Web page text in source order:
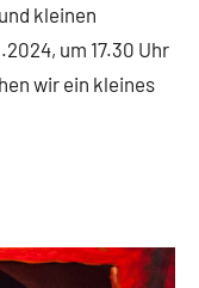
kleinen
um 17.30 Uhr
wir ein kleines